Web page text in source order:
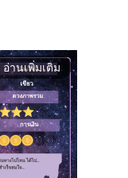
อ่านเพิ่มเติม